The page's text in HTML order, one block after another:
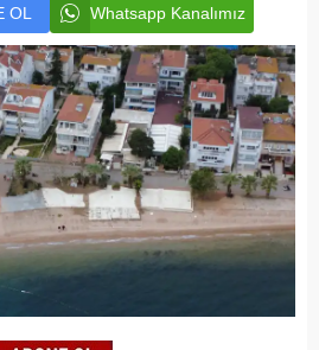
OL Whatsapp Kanalımız